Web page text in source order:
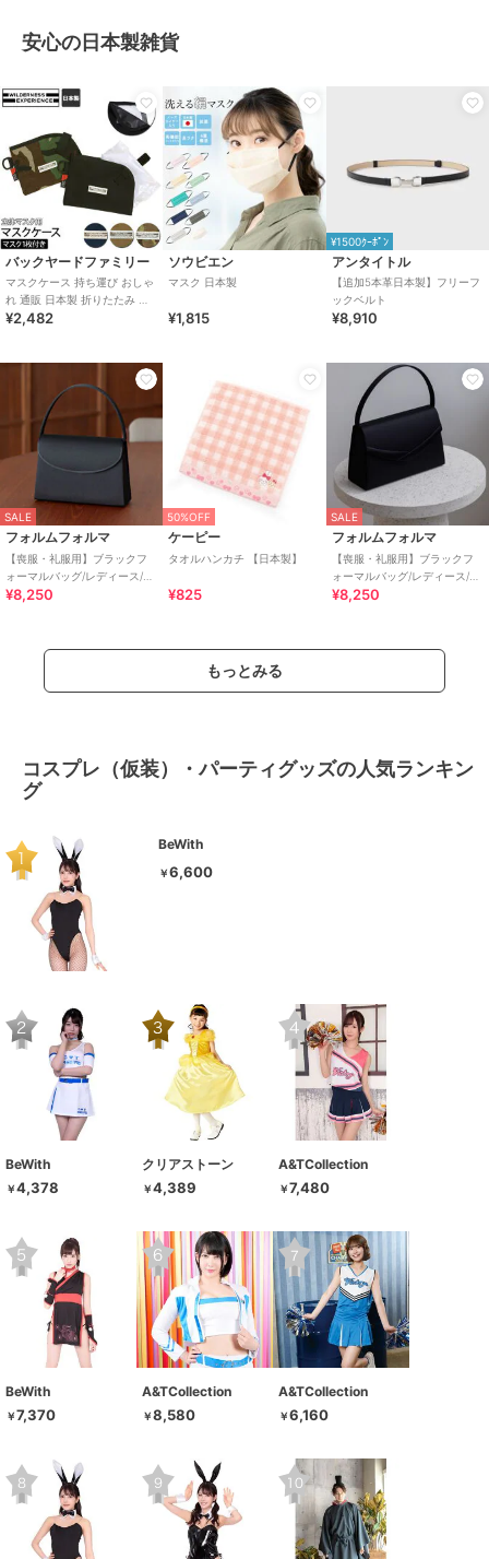
安心の日本製雑貨
バックヤードファミリー
マスクケース 持ち運び おしゃ
れ 通販 日本製 折りたたみ メ
ンズ 携帯 予備 マスク かっこ
¥2,482
ソウビエン
マスク 日本製
¥1,815
¥1500ｸｰﾎﾟﾝ
アンタイトル
【追加5本革日本製】フリーフ
ックベルト
¥8,910
SALE
フォルムフォルマ
【喪服・礼服用】ブラックフ
ォーマルバッグ/レディース/日
本製/葬式/冠婚葬祭/夏/お受験
¥8,250
50%OFF
ケーピー
タオルハンカチ 【日本製】
¥825
SALE
フォルムフォルマ
【喪服・礼服用】ブラックフ
ォーマルバッグ/レディース/日
本製/葬式/冠婚葬祭/夏
¥8,250
もっとみる
コスプレ（仮装）・パーティグッズの人気ランキン
グ
BeWith
￥6,600
BeWith
￥4,378
クリアストーン
￥4,389
A&TCollection
￥7,480
BeWith
￥7,370
A&TCollection
￥8,580
A&TCollection
￥6,160